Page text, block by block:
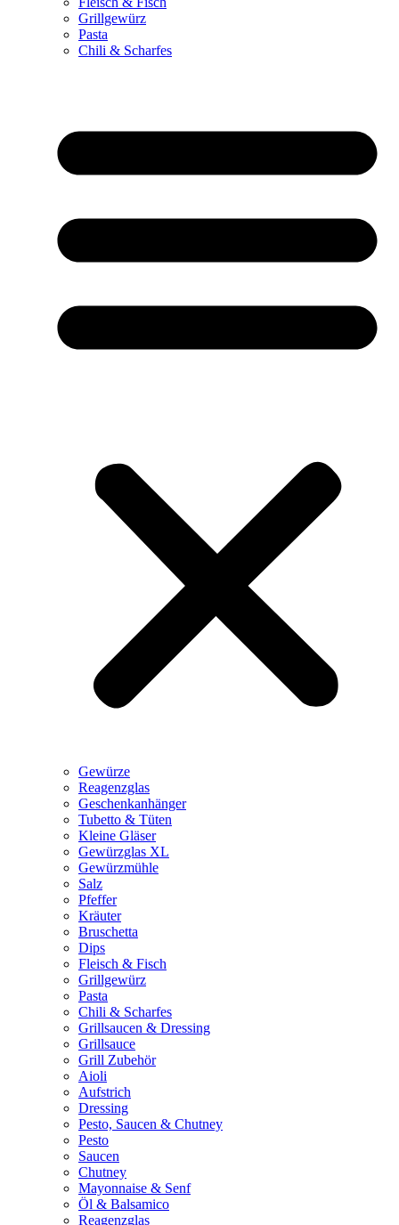
Grillgewürz
Pasta
Chili & Scharfes
Gewürze
Reagenzglas
Geschenkanhänger
Tubetto & Tüten
Kleine Gläser
Gewürzglas XL
Gewürzmühle
Salz
Pfeffer
Kräuter
Bruschetta
Dips
Fleisch & Fisch
Grillgewürz
Pasta
Chili & Scharfes
Grillsaucen & Dressing
Grillsauce
Grill Zubehör
Aioli
Aufstrich
Dressing
Pesto, Saucen & Chutney
Pesto
Saucen
Chutney
Mayonnaise & Senf
Öl & Balsamico
Reagenzglas